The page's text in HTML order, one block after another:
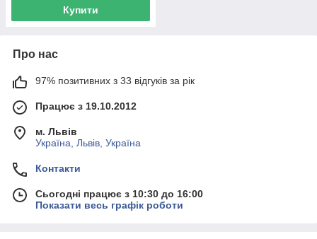
Купити
Про нас
97% позитивних з 33 відгуків за рік
Працює з 19.10.2012
м. Львів
Україна, Львів, Україна
Контакти
Сьогодні працює з 10:30 до 16:00
Показати весь графік роботи